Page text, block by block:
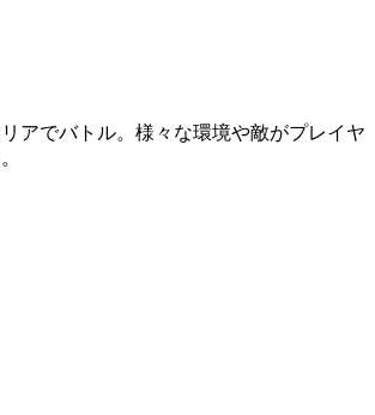
アでバトル。様々な環境や敵がプレイヤ